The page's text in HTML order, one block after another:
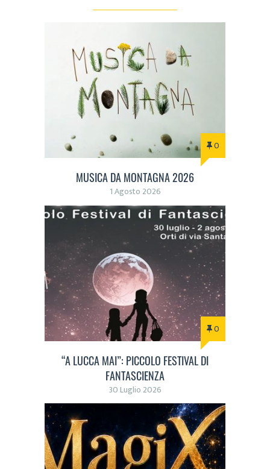
0
MUSICA DA MONTAGNA 2026
1 Agosto 2026
0
“A LUCCA MAI”: PICCOLO FESTIVAL DI
FANTASCIENZA
30 Luglio 2026